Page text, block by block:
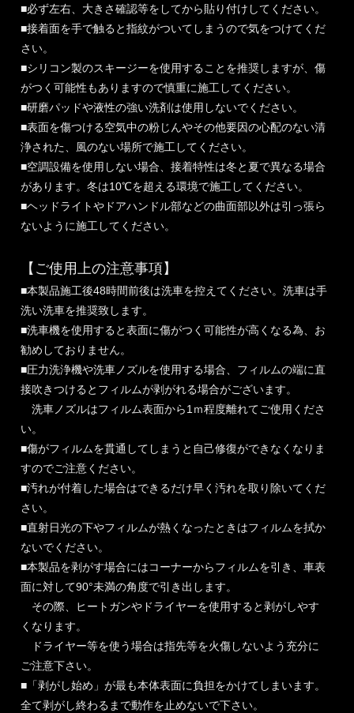
■必ず左右、大きさ確認等をしてから貼り付けしてください。
■接着面を手で触ると指紋がついてしまうので気をつけてくだ
さい。
■シリコン製のスキージーを使用することを推奨しますが、傷
がつく可能性もありますので慎重に施工してください。
■研磨パッドや液性の強い洗剤は使用しないでください。
■表面を傷つける空気中の粉じんやその他要因の心配のない清
浄された、風のない場所で施工してください。
■空調設備を使用しない場合、接着特性は冬と夏で異なる場合
があります。冬は10℃を超える環境で施工してください。
■ヘッドライトやドアハンドル部などの曲面部以外は引っ張ら
ないように施工してください。
【ご使用上の注意事項】
■本製品施工後48時間前後は洗車を控えてください。洗車は手
洗い洗車を推奨致します。
■洗車機を使用すると表面に傷がつく可能性が高くなる為、お
勧めしておりません。
■圧力洗浄機や洗車ノズルを使用する場合、フィルムの端に直
接吹きつけるとフィルムが剥がれる場合がございます。
洗車ノズルはフィルム表面から1ｍ程度離れてご使用くださ
い。
■傷がフィルムを貫通してしまうと自己修復ができなくなりま
すのでご注意ください。
■汚れが付着した場合はできるだけ早く汚れを取り除いてくだ
さい。
■直射日光の下やフィルムが熱くなったときはフィルムを拭か
ないでください。
■本製品を剥がす場合にはコーナーからフィルムを引き、車表
面に対して90°未満の角度で引き出します。
その際、ヒートガンやドライヤーを使用すると剥がしやす
くなります。
ドライヤー等を使う場合は指先等を火傷しないよう充分に
ご注意下さい。
■「剥がし始め」が最も本体表面に負担をかけてしまいます。
全て剥がし終わるまで動作を止めないで下さい。